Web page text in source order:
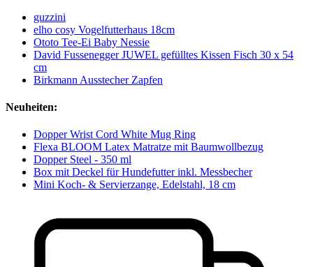
guzzini
elho cosy Vogelfutterhaus 18cm
Ototo Tee-Ei Baby Nessie
David Fussenegger JUWEL gefülltes Kissen Fisch 30 x 54
cm
Birkmann Ausstecher Zapfen
Neuheiten:
Dopper Wrist Cord White Mug Ring
Flexa BLOOM Latex Matratze mit Baumwollbezug
Dopper Steel - 350 ml
Box mit Deckel für Hundefutter inkl. Messbecher
Mini Koch- & Servierzange, Edelstahl, 18 cm